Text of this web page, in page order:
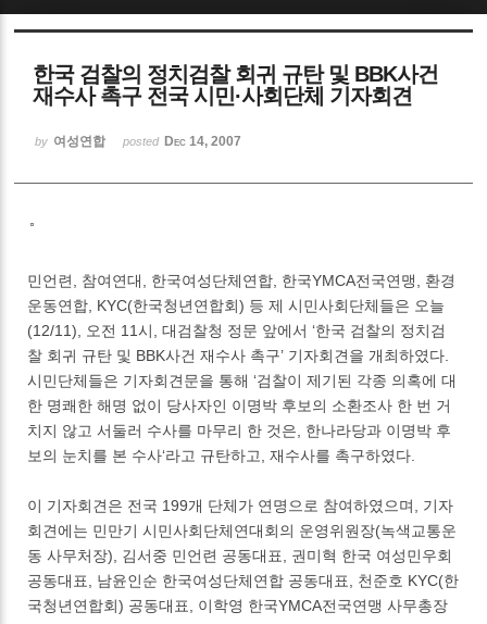
한국 검찰의 정치검찰 회귀 규탄 및 BBK사건
재수사 촉구 전국 시민·사회단체 기자회견
by 여성연합 posted Dec 14, 2007
민언련, 참여연대, 한국여성단체연합, 한국YMCA전국연맹, 환경
운동연합, KYC(한국청년연합회) 등 제 시민사회단체들은 오늘
(12/11), 오전 11시, 대검찰청 정문 앞에서 ‘한국 검찰의 정치검
찰 회귀 규탄 및 BBK사건 재수사 촉구’ 기자회견을 개최하였다.
시민단체들은 기자회견문을 통해 ‘검찰이 제기된 각종 의혹에 대
한 명쾌한 해명 없이 당사자인 이명박 후보의 소환조사 한 번 거
치지 않고 서둘러 수사를 마무리 한 것은, 한나라당과 이명박 후
보의 눈치를 본 수사‘라고 규탄하고, 재수사를 촉구하였다.
이 기자회견은 전국 199개 단체가 연명으로 참여하였으며, 기자
회견에는 민만기 시민사회단체연대회의 운영위원장(녹색교통운
동 사무처장), 김서중 민언련 공동대표, 권미혁 한국 여성민우회
공동대표, 남윤인순 한국여성단체연합 공동대표, 천준호 KYC(한
국청년연합회) 공동대표, 이학영 한국YMCA전국연맹 사무총장
Sketchbook5, 스케치북5
Sketchbook5, 스케치북5